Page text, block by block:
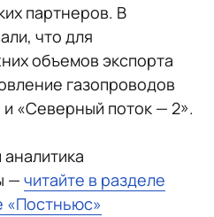
партнеров. В
что для
объемов экспорта
газопроводов
«Северный поток — 2».
— читайте в разделе
«Постньюс»